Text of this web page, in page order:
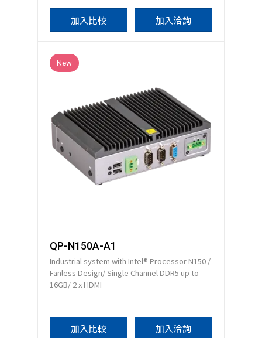
加入比較 加入洽詢
New
QP-N150A-A1
Industrial system with Intel® Processor N150 /
Fanless Design/ Single Channel DDR5 up to
16GB/ 2 x HDMI
加入比較 加入洽詢